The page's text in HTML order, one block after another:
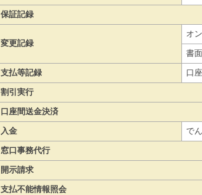
保証記録
変更記録
オ
書面
支払等記録 口
割引実行
口座間送金決済
入金 で
窓口事務代行
開示請求
支払不能情報照会